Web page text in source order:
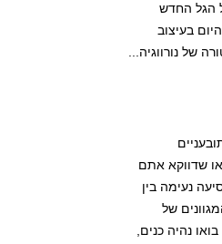
הגל החדש
בעיצוב
של נורווגיה...
שדווקא אתם
נעימה בין
של
נהיה כנים,